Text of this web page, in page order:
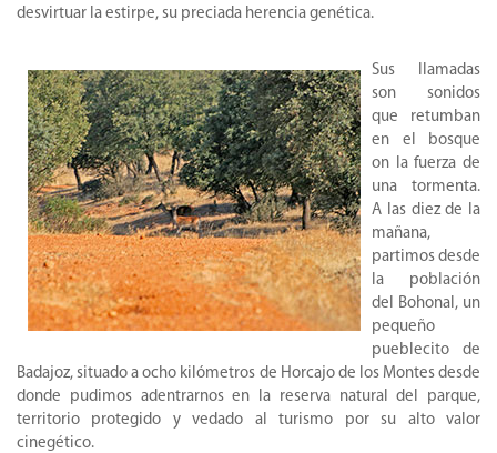
desvirtuar la estirpe, su preciada herencia genética.
Sus llamadas
son sonidos
que retumban
en el bosque
on la fuerza de
una tormenta.
A las diez de la
mañana,
partimos desde
la población
del Bohonal, un
pequeño
pueblecito de
Badajoz, situado a ocho kilómetros de Horcajo de los Montes desde
donde pudimos adentrarnos en la reserva natural del parque,
territorio protegido y vedado al turismo por su alto valor
cinegético.